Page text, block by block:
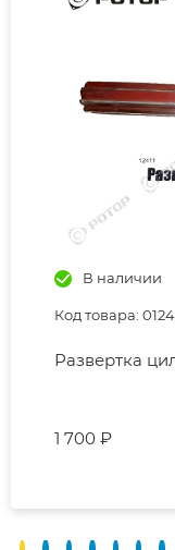
В наличии
Код товара:
Развертка
1 700 ₽